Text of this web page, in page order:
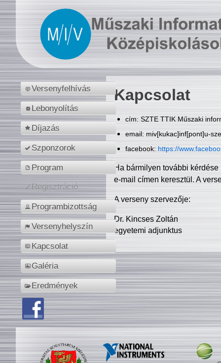
Versenyfelhívás
Lebonyolítás
Díjazás
Szponzorok
Program
Regisztráció
Programbizottság
Versenyhelyszín
Kapcsolat
Galéria
Eredmények
Kapcsolat
cím: SZTE TTIK Műszaki
email: miv[kukac]inf[pont]u-
facebook: https://
Ha bármilyen további
e-mail címen keresztül. A
A verseny szervezője:
Dr. Kincses Zoltán
egyetemi adjunktus